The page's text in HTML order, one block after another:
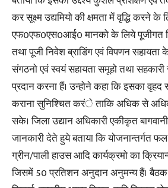
कर सूक्ष्म उद्यमियो की क्षमता में वृद्धि करने
एफ0एफ0एस0आई0 मानको के लिये पूजीगत
तथा पूजी निवेश ब्राडिंग एवं विपणन
संगठनो एवं स्वयं सहायता समूहो तथा सहकारी
प्रदान करना हैं। उन्होने कहा कि इसका वृहद
कराना सुनिश्चित करंे ताकि अधिक से
सके। जिला उद्यान अधिकारी एकीकृत
जानकारी देते हुये बताया कि योजनान्तर्गत
ग्रीन/पाली हाउस आदि कार्यक्रमो का
जिसमें 50 प्रतिशन अनुदान अनुमन्य हैं। बैठक